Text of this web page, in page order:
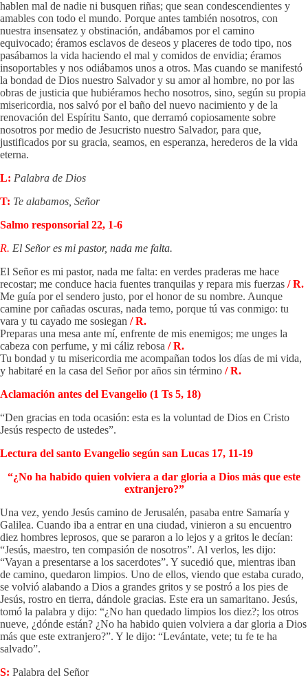
hablen mal de nadie ni busquen riñas; que sean condescendientes y
amables con todo el mundo. Porque antes también nosotros, con
nuestra insensatez y obstinación, andábamos por el camino
equivocado; éramos esclavos de deseos y placeres de todo tipo, nos
pasábamos la vida haciendo el mal y comidos de envidia; éramos
insoportables y nos odiábamos unos a otros. Mas cuando se manifestó
la bondad de Dios nuestro Salvador y su amor al hombre, no por las
obras de justicia que hubiéramos hecho nosotros, sino, según su propia
misericordia, nos salvó por el baño del nuevo nacimiento y de la
renovación del Espíritu Santo, que derramó copiosamente sobre
nosotros por medio de Jesucristo nuestro Salvador, para que,
justificados por su gracia, seamos, en esperanza, herederos de la vida
eterna.
L: Palabra de Dios
T: Te alabamos, Señor
Salmo responsorial 22, 1-6
R. El Señor es mi pastor, nada me falta.
El Señor es mi pastor, nada me falta: en verdes praderas me hace
recostar; me conduce hacia fuentes tranquilas y repara mis fuerzas / R.
Me guía por el sendero justo, por el honor de su nombre. Aunque
camine por cañadas oscuras, nada temo, porque tú vas conmigo: tu
vara y tu cayado me sosiegan / R.
Preparas una mesa ante mí, enfrente de mis enemigos; me unges la
cabeza con perfume, y mi cáliz rebosa / R.
Tu bondad y tu misericordia me acompañan todos los días de mi vida,
y habitaré en la casa del Señor por años sin término / R.
Aclamación antes del Evangelio (1 Ts 5, 18)
“Den gracias en toda ocasión: esta es la voluntad de Dios en Cristo
Jesús respecto de ustedes”.
Lectura del santo Evangelio según san Lucas 17, 11-19
“¿No ha habido quien volviera a dar gloria a Dios más que este
extranjero?”
Una vez, yendo Jesús camino de Jerusalén, pasaba entre Samaría y
Galilea. Cuando iba a entrar en una ciudad, vinieron a su encuentro
diez hombres leprosos, que se pararon a lo lejos y a gritos le decían:
“Jesús, maestro, ten compasión de nosotros”. Al verlos, les dijo:
“Vayan a presentarse a los sacerdotes”. Y sucedió que, mientras iban
de camino, quedaron limpios. Uno de ellos, viendo que estaba curado,
se volvió alabando a Dios a grandes gritos y se postró a los pies de
Jesús, rostro en tierra, dándole gracias. Este era un samaritano. Jesús,
tomó la palabra y dijo: “¿No han quedado limpios los diez?; los otros
nueve, ¿dónde están? ¿No ha habido quien volviera a dar gloria a Dios
más que este extranjero?”. Y le dijo: “Levántate, vete; tu fe te ha
salvado”.
S: Palabra del Señor